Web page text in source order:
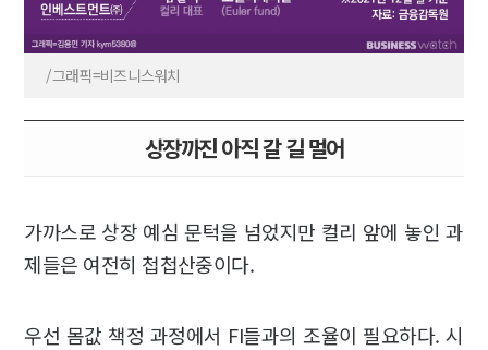
/그래픽=비즈니스워치
상장까진 아직 갈 길 멀어
가까스로 상장 예심 문턱을 넘었지만 컬리 앞에 놓인 과
제들은 여전히 첩첩산중이다.
우선 몸값 책정 과정에서 FI들과의 조율이 필요하다. 시